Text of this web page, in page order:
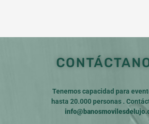
Tenemos capacidad para
hasta 20.000 personas .